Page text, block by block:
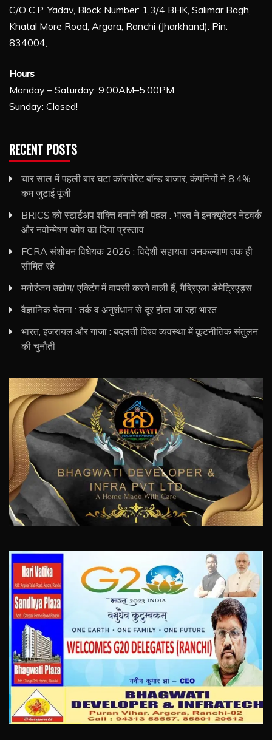
C/O C.P. Yadav, Block Number: 1,3/4 BHK, Salimar Bagh,
Khatal More Road, Argora, Ranchi (Jharkhand): Pin:
834004,
Hours
Monday – Saturday: 9:00AM–5:00PM
Sunday: Closed!
RECENT POSTS
चार साल में पहली बार घटा कॉरपोरेट बॉन्ड बाजार, कंपनियों ने 8.4%
कम जुटाई पूंजी
BRICS को स्टार्टअप शक्ति बनाने की पहल : भारत ने इनक्यूबेटर नेटवर्क
और नवोन्मेषण कोष का दिया प्रस्ताव
FCRA संशोधन विधेयक 2026 : विदेशी सहायता जनकल्याण तक ही
सीमित रहे
मनोरंजन उद्योग/ एक्टिंग में वापसी करने वाली हैं, गैब्रिएला डेमेट्रिएड्स
वैज्ञानिक चेतना : तर्क व अनुशंधान से दूर होता जा रहा भारत
भारत, इजरायल और गाजा : बदलती विश्व व्यवस्था में कूटनीतिक संतुलन
की चुनौती